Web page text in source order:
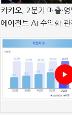
카카오, 2분기 매출·
에이전트 AI 수익화 관